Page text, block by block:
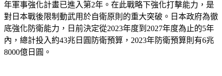
標誌著首相岸田文雄政府一年前通過的新安保戰略所承諾的5
年軍事強化計畫已進入第2年。在此戰略下強化打擊能力，是
對日本戰後限制動武用於自衛原則的重大突破。日本政府為徹
底強化防衛能力，日前決定從2023年度到2027年度為止的5年
內，總計投入約43兆日圓防衛預算，2023年防衛預算則有6兆